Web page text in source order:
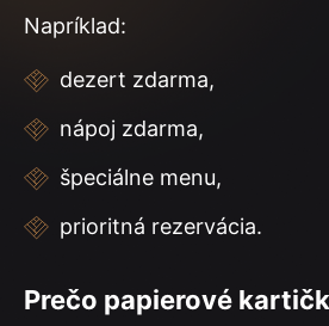
Napríklad:
dezert zdarma,
nápoj zdarma,
špeciálne menu,
prioritná rezervácia.
Prečo papierové